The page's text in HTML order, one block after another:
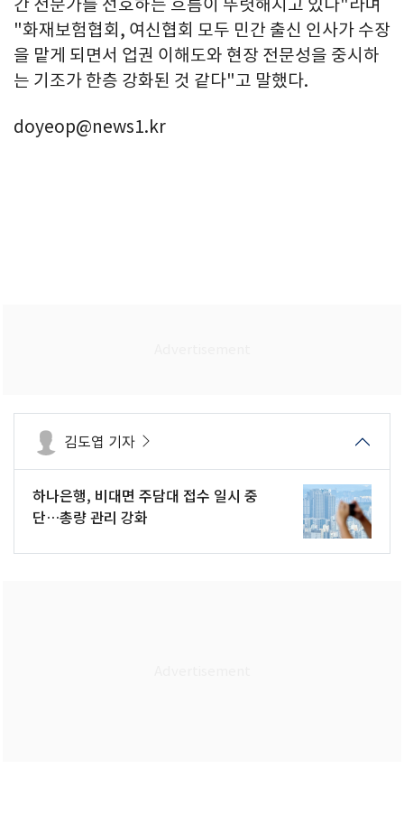
"화재보험협회, 여신협회 모두 민간 출신 인사가 수장
을 맡게 되면서 업권 이해도와 현장 전문성을 중시하
는 기조가 한층 강화된 것 같다"고 말했다.
doyeop@news1.kr
김도엽 기자
하나은행, 비대면 주담대 접수 일시 중
단…총량 관리 강화